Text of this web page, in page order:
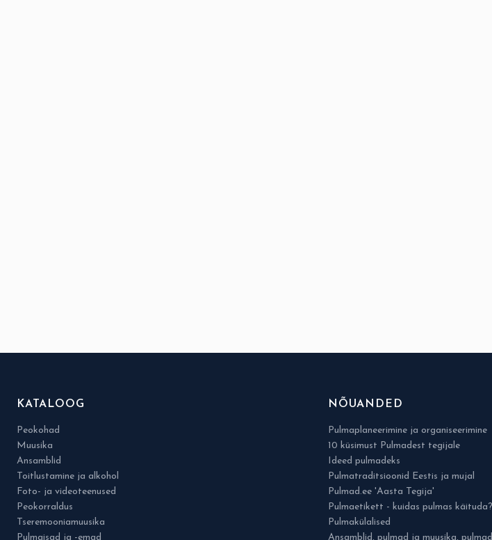
KATALOOG
Peokohad
Muusika
Ansamblid
Toitlustamine ja alkohol
Foto- ja videoteenused
Peokorraldus
Tseremooniamuusika
Pulmaisad ja -emad
NÕUANDED
Pulmaplaneerimine ja organiseerimine
10 küsimust Pulmadest tegijale
Ideed pulmadeks
Pulmatraditsioonid Eestis ja mujal
Pulmad.ee 'Aasta Tegija'
Pulmaetikett - kuidas pulmas käituda?
Pulmakülalised
Ansamblid, pulmad ja muusika,